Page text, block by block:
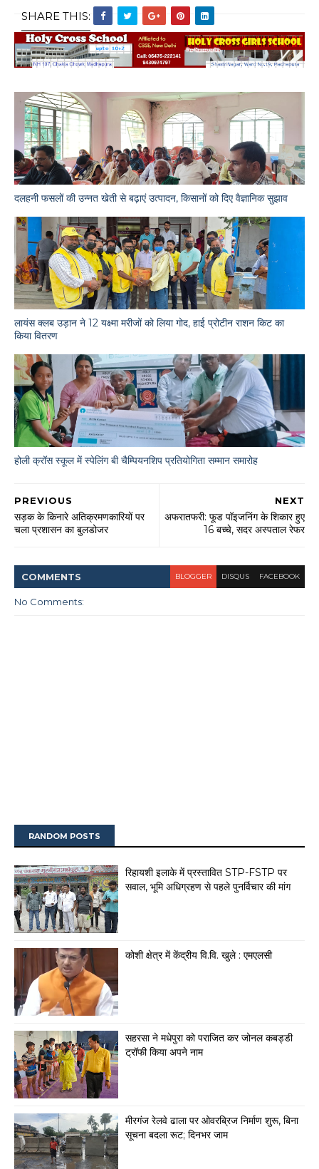
SHARE THIS:
दलहनी फसलों की उन्नत खेती से बढ़ाएं उत्पादन, किसानों को दिए वैज्ञानिक सुझाव
लायंस क्लब उड़ान ने 12 यक्ष्मा मरीजों को लिया गोद, हाई प्रोटीन राशन किट का
किया वितरण
होली क्रॉस स्कूल में स्पेलिंग बी चैम्पियनशिप प्रतियोगिता सम्मान समारोह
NEXT
अफरातफरी: फूड पॉइजनिंग के शिकार हुए
16 बच्चे, सदर अस्पताल रेफर
PREVIOUS
सड़क के किनारे अतिक्रमणकारियों पर
चला प्रशासन का बुलडोजर
COMMENTS BLOGGER DISQUS FACEBOOK
No Comments:
RANDOM POSTS
रिहायशी इलाके में प्रस्तावित STP-FSTP पर
सवाल, भूमि अधिग्रहण से पहले पुनर्विचार की मांग
कोशी क्षेत्र में केंद्रीय वि.वि. खुले : एमएलसी
सहरसा ने मधेपुरा को पराजित कर जोनल कबड्डी
ट्रॉफी किया अपने नाम
मीरगंज रेलवे ढाला पर ओवरब्रिज निर्माण शुरू, बिना
सूचना बदला रूट; दिनभर जाम